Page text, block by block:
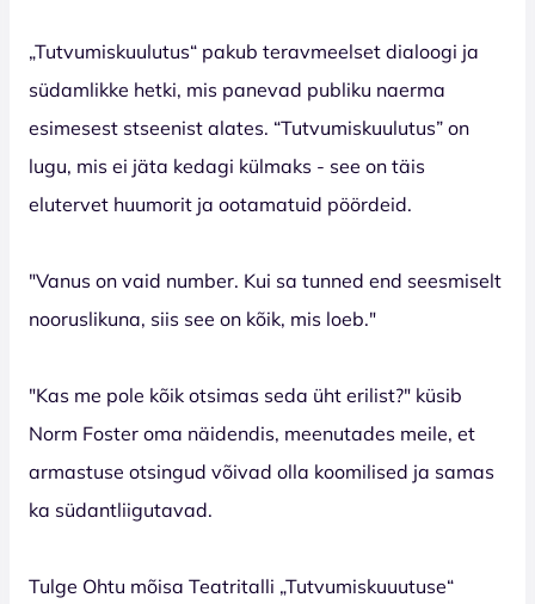
„Tutvumiskuulutus“ pakub teravmeelset dialoogi ja
südamlikke hetki, mis panevad publiku naerma
esimesest stseenist alates. “Tutvumiskuulutus” on
lugu, mis ei jäta kedagi külmaks - see on täis
elutervet huumorit ja ootamatuid pöördeid.
"Vanus on vaid number. Kui sa tunned end seesmiselt
nooruslikuna, siis see on kõik, mis loeb."
"Kas me pole kõik otsimas seda üht erilist?" küsib
Norm Foster oma näidendis, meenutades meile, et
armastuse otsingud võivad olla koomilised ja samas
ka südantliigutavad.
Tulge Ohtu mõisa Teatritalli „Tutvumiskuuutuse“